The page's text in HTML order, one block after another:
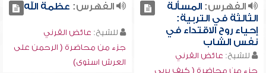
الفهرس:المسألة
الثالثة في التربية:
إحياء روح الاقتداء في
نفس الشاب
للشيخ: عائض القرني
جزء من محاضرة ( كيف يربى
الفهرس: عظمة الله
للشيخ: عائض القرني
جزء من محاضرة ( الرحمن على
العرش استوى)